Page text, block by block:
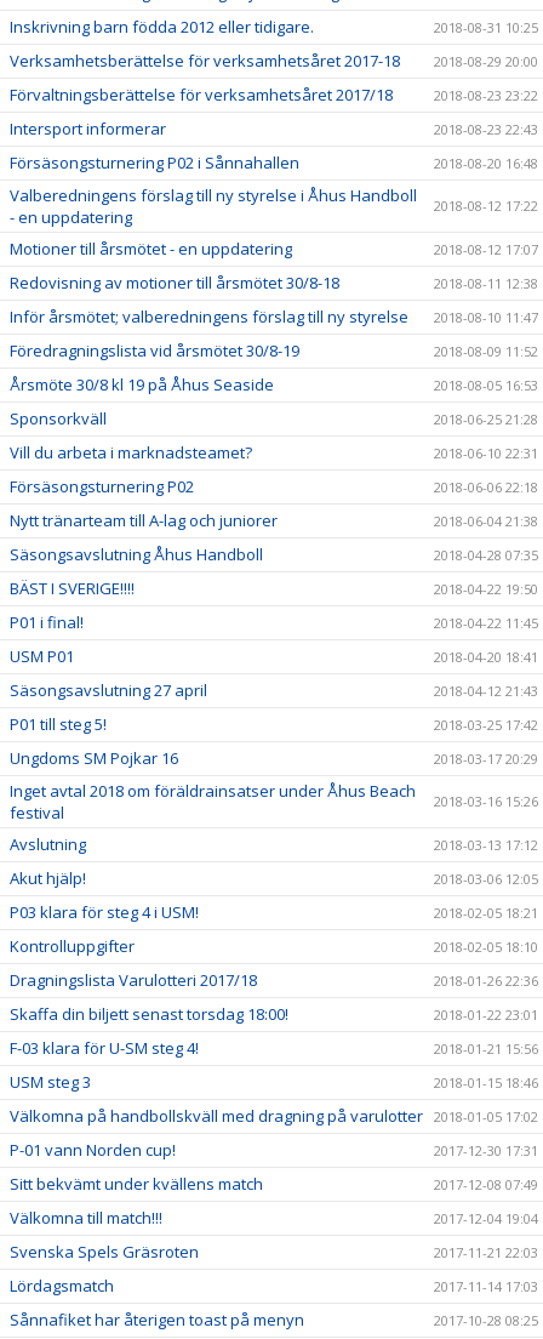
Inskrivning barn födda 2012 eller tidigare. 2018-08-31 10:25
Verksamhetsberättelse för verksamhetsåret 2017-18 2018-08-29 20:00
Förvaltningsberättelse för verksamhetsåret 2017/18 2018-08-23 23:22
Intersport informerar 2018-08-23 22:43
Försäsongsturnering P02 i Sånnahallen 2018-08-20 16:48
Valberedningens förslag till ny styrelse i Åhus Handboll
- en uppdatering
2018-08-12 17:22
Motioner till årsmötet - en uppdatering 2018-08-12 17:07
Redovisning av motioner till årsmötet 30/8-18 2018-08-11 12:38
Inför årsmötet; valberedningens förslag till ny styrelse 2018-08-10 11:47
Föredragningslista vid årsmötet 30/8-19 2018-08-09 11:52
Årsmöte 30/8 kl 19 på Åhus Seaside 2018-08-05 16:53
Sponsorkväll 2018-06-25 21:28
Vill du arbeta i marknadsteamet? 2018-06-10 22:31
Försäsongsturnering P02 2018-06-06 22:18
Nytt tränarteam till A-lag och juniorer 2018-06-04 21:38
Säsongsavslutning Åhus Handboll 2018-04-28 07:35
BÄST I SVERIGE!!!! 2018-04-22 19:50
P01 i final! 2018-04-22 11:45
USM P01 2018-04-20 18:41
Säsongsavslutning 27 april 2018-04-12 21:43
P01 till steg 5! 2018-03-25 17:42
Ungdoms SM Pojkar 16 2018-03-17 20:29
Inget avtal 2018 om föräldrainsatser under Åhus Beach
festival
2018-03-16 15:26
Avslutning 2018-03-13 17:12
Akut hjälp! 2018-03-06 12:05
P03 klara för steg 4 i USM! 2018-02-05 18:21
Kontrolluppgifter 2018-02-05 18:10
Dragningslista Varulotteri 2017/18 2018-01-26 22:36
Skaffa din biljett senast torsdag 18:00! 2018-01-22 23:01
F-03 klara för U-SM steg 4! 2018-01-21 15:56
USM steg 3 2018-01-15 18:46
Välkomna på handbollskväll med dragning på varulotter 2018-01-05 17:02
P-01 vann Norden cup! 2017-12-30 17:31
Sitt bekvämt under kvällens match 2017-12-08 07:49
Välkomna till match!!! 2017-12-04 19:04
Svenska Spels Gräsroten 2017-11-21 22:03
Lördagsmatch 2017-11-14 17:03
Sånnafiket har återigen toast på menyn 2017-10-28 08:25